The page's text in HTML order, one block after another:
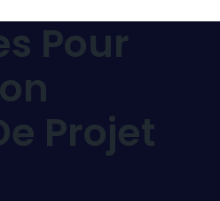
Pour
Projet